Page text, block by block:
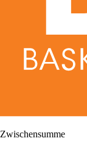
Zwischensumme